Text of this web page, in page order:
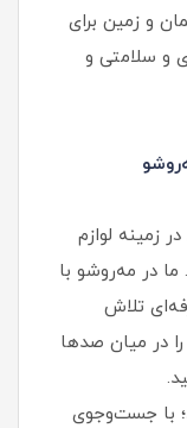
و زمین برای
و سلامتی و
زمینه لوازم
در مه‌روشو با
تلاش
در میان صدها
با جست‌وجوی